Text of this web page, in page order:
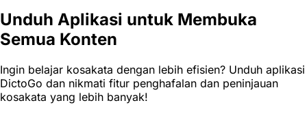
Unduh Aplikasi untuk Membuka
Semua Konten
Ingin belajar kosakata dengan lebih efisien? Unduh aplikasi
DictoGo dan nikmati fitur penghafalan dan peninjauan
kosakata yang lebih banyak!